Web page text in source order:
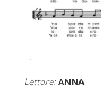
Lettore: ANNA